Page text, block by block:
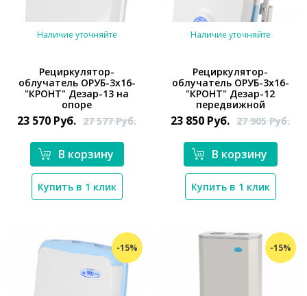
Наличие уточняйте
Рециркулятор-
облучатель ОРУБ-3х16-
"КРОНТ" Дезар-13 на
опоре
23 570 Руб. 27 577Руб.
В корзину
Купить в 1 клик
*}
Наличие уточняйте
Рециркулятор-
облучатель ОРУБ-3х16-
"КРОНТ" Дезар-12
передвижной
23 850 Руб. 27 905Руб.
В корзину
Купить в 1 клик
-15% -15%